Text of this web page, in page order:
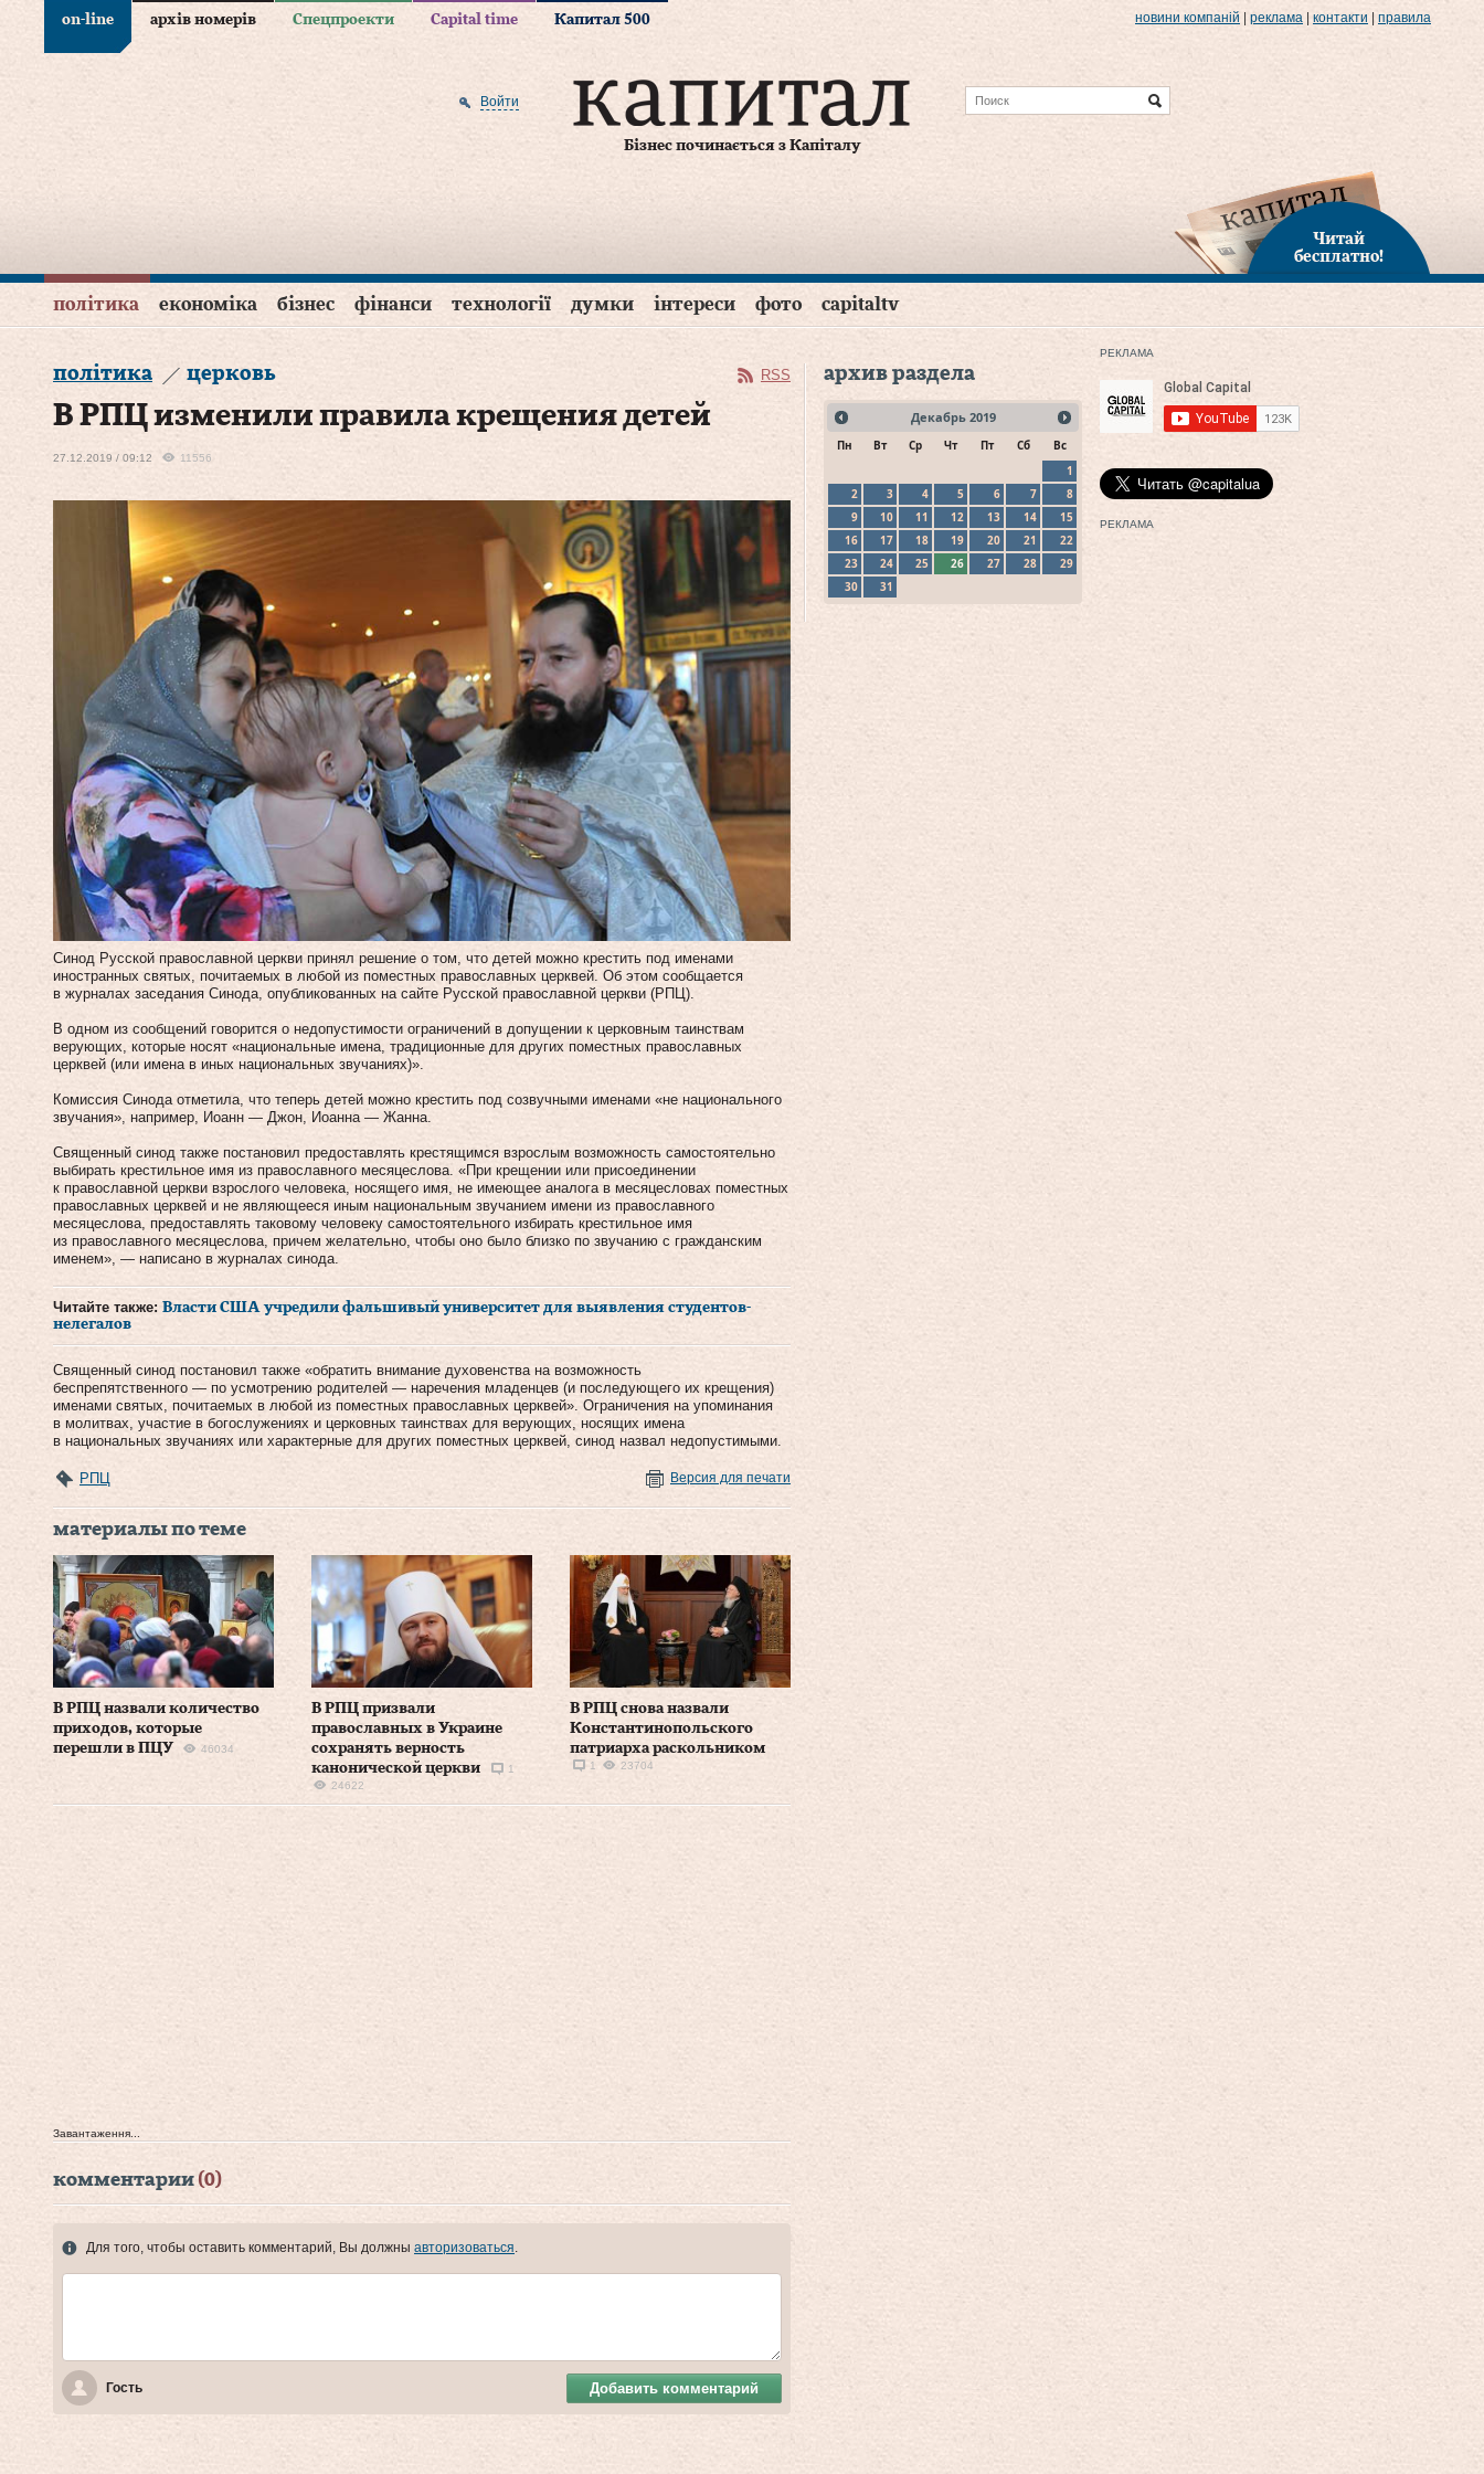
on-line архів номерів Спецпроекти Capital time Капитал 500 новини компаній реклама контакти правила
Бізнес починається з Капіталу
Войти
Читай
бесплатно!
політика економіка бізнес фінанси технології думки інтереси фото capitaltv
політика церковь RSS
В РПЦ изменили правила крещения детей
27.12.2019 / 09:12 11556
Синод Русской православной церкви принял решение о том, что детей можно крестить под именами
иностранных святых, почитаемых в любой из поместных православных церквей. Об этом сообщается
в журналах заседания Синода, опубликованных на сайте Русской православной церкви (РПЦ).
В одном из сообщений говорится о недопустимости ограничений в допущении к церковным таинствам
верующих, которые носят «национальные имена, традиционные для других поместных православных
церквей (или имена в иных национальных звучаниях)».
Комиссия Синода отметила, что теперь детей можно крестить под созвучными именами «не национального
звучания», например, Иоанн — Джон, Иоанна — Жанна.
Священный синод также постановил предоставлять крестящимся взрослым возможность самостоятельно
выбирать крестильное имя из православного месяцеслова. «При крещении или присоединении
к православной церкви взрослого человека, носящего имя, не имеющее аналога в месяцесловах поместных
православных церквей и не являющееся иным национальным звучанием имени из православного
месяцеслова, предоставлять таковому человеку самостоятельного избирать крестильное имя
из православного месяцеслова, причем желательно, чтобы оно было близко по звучанию с гражданским
именем», — написано в журналах синода.
Читайте также: Власти США учредили фальшивый университет для выявления студентов-
нелегалов
Священный синод постановил также «обратить внимание духовенства на возможность
беспрепятственного — по усмотрению родителей — наречения младенцев (и последующего их крещения)
именами святых, почитаемых в любой из поместных православных церквей». Ограничения на упоминания
в молитвах, участие в богослужениях и церковных таинствах для верующих, носящих имена
в национальных звучаниях или характерные для других поместных церквей, синод назвал недопустимыми.
РПЦ Версия для печати
материалы по теме
В РПЦ назвали количество
приходов, которые
перешли в ПЦУ
46034
В РПЦ призвали
православных в Украине
сохранять верность
канонической церкви
1
24622
В РПЦ снова назвали
Константинопольского
патриарха раскольником
1 23704
Завантаження...
комментарии (0)
Для того, чтобы оставить комментарий, Вы должны авторизоваться
Гость Добавить комментарий
архив раздела
Декабрь 2019
Пн Вт Ср Чт Пт Сб
Вс
1
2
3 4 5 6 7
8
9
10 11 12 13 14
15
16
17 18 19 20 21
22
23
24 25 26 27 28
29
30
31
РЕКЛАМА
РЕКЛАМА